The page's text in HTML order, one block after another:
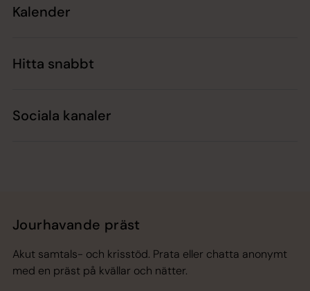
Kalender
Hitta snabbt
Sociala kanaler
Jourhavande präst
Akut samtals- och krisstöd. Prata eller chatta anonymt
med en präst på kvällar och nätter.